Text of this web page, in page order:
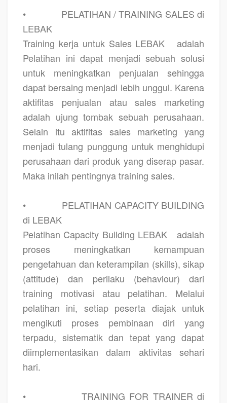
•
PELATIHAN / TRAINING SALES di
LEBAK
Training kerja untuk Sales LEBAK
adalah
Pelatihan ini dapat menjadi sebuah solusi
untuk meningkatkan penjualan sehingga
dapat bersaing menjadi lebih unggul. Karena
aktifitas penjualan atau sales marketing
adalah ujung tombak sebuah perusahaan.
Selain itu aktifitas sales marketing yang
menjadi tulang punggung untuk menghidupi
perusahaan dari produk yang diserap pasar.
Maka inilah pentingnya training sales.
•
PELATIHAN CAPACITY BUILDING
di LEBAK
Pelatihan Capacity Building LEBAK
adalah
proses meningkatkan kemampuan
pengetahuan dan keterampilan (skills), sikap
(attitude) dan perilaku (behaviour) dari
training motivasi atau pelatihan. Melalui
pelatihan ini, setiap peserta diajak untuk
mengikuti proses pembinaan diri yang
terpadu, sistematik dan tepat yang dapat
diimplementasikan dalam aktivitas sehari
hari.
•
TRAINING FOR TRAINER di